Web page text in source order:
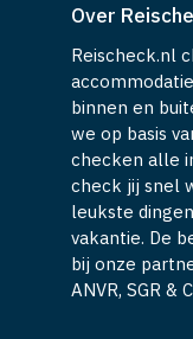
Over
Reischeck.nl
binnen en
we op basis
checken alle
check jij snel
leukste
vakantie. De
bij onze
ANVR, SGR &